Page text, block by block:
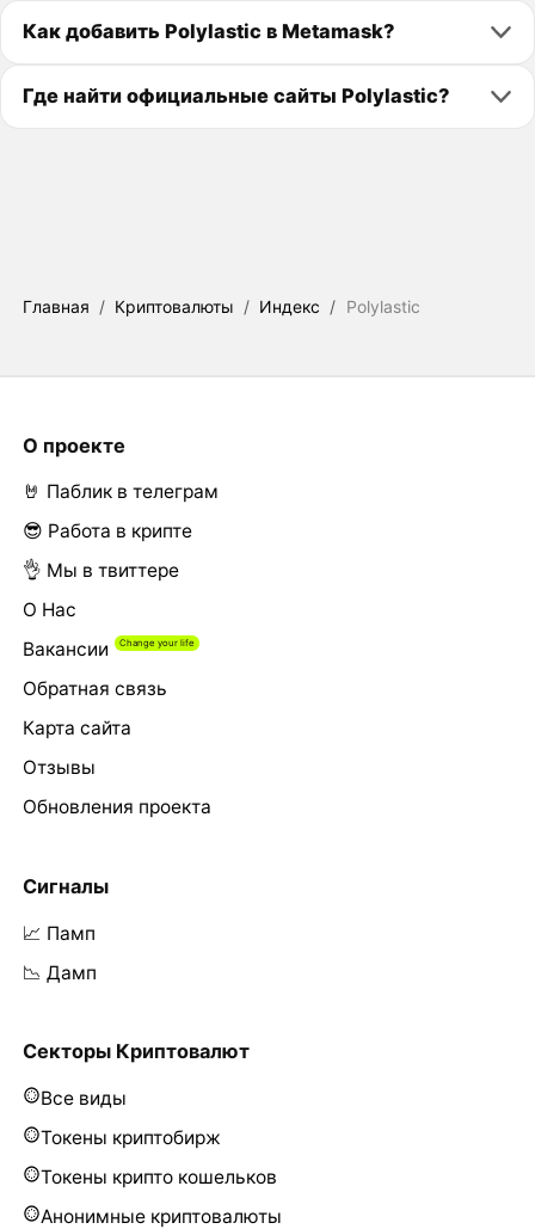
Как добавить Polylastic в Metamask?
Где найти официальные сайты Polylastic?
Главная / Криптовалюты / Индекс / Polylastic
О проекте
🤘 Паблик в телеграм
😎 Работа в крипте
👌 Мы в твиттере
О Нас
Вакансии
Обратная связь
Карта сайта
Отзывы
Обновления проекта
Сигналы
📈 Памп
📉 Дамп
Секторы Криптовалют
Все виды
Токены криптобирж
Токены крипто кошельков
Анонимные криптовалюты